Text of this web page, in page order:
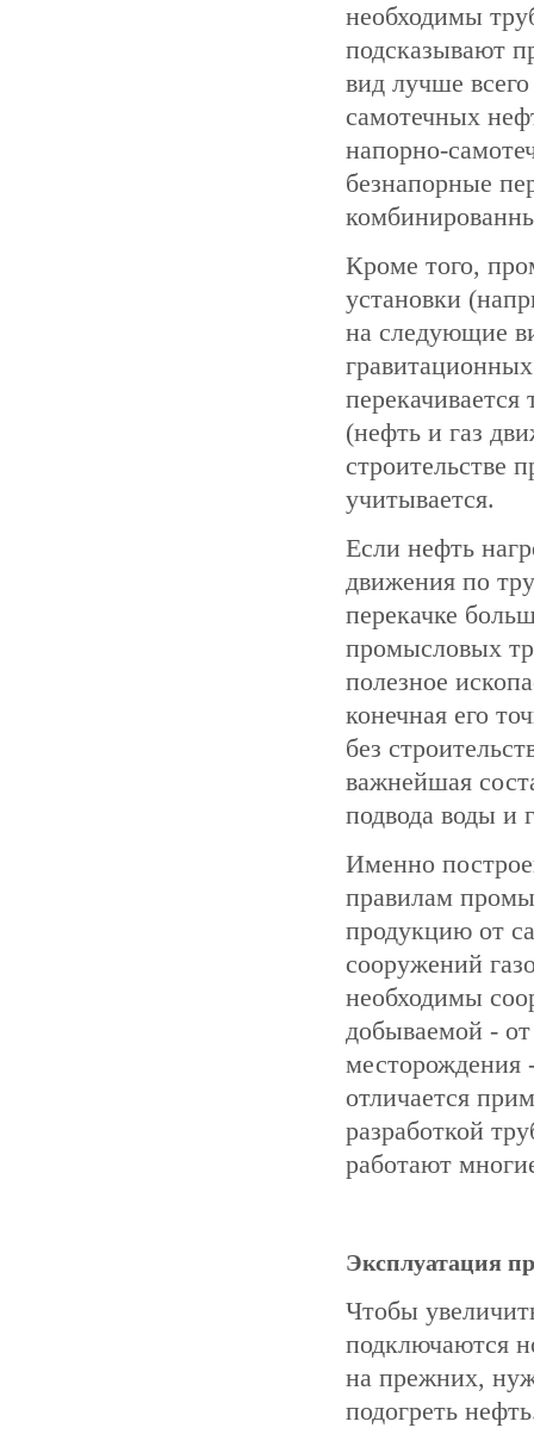
необходимы
подсказывают
вид лучше
самотечных
напорно-
безнапорные
Кроме того,
установки
на следующие
(нефть и газ
строительстве
учитывается.
Если нефть
движения по
перекачке
промысловых
полезное
конечная его
без
важнейшая
подвода воды и
Именно
правилам
продукцию от
сооружений
необходимы
добываемой -
месторождения
отличается
разработкой
работают
Эксплуатация
Чтобы
подключаются
на прежних,
подогреть